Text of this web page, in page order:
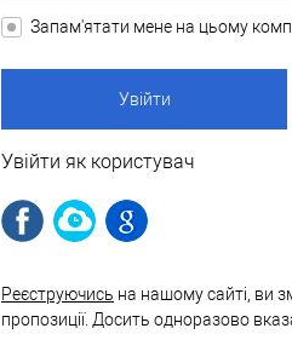
Запам'ятати мене на цьому
Увійти як користувач
Реєструючись на нашому сайті, ви
пропозиції. Досить одноразово